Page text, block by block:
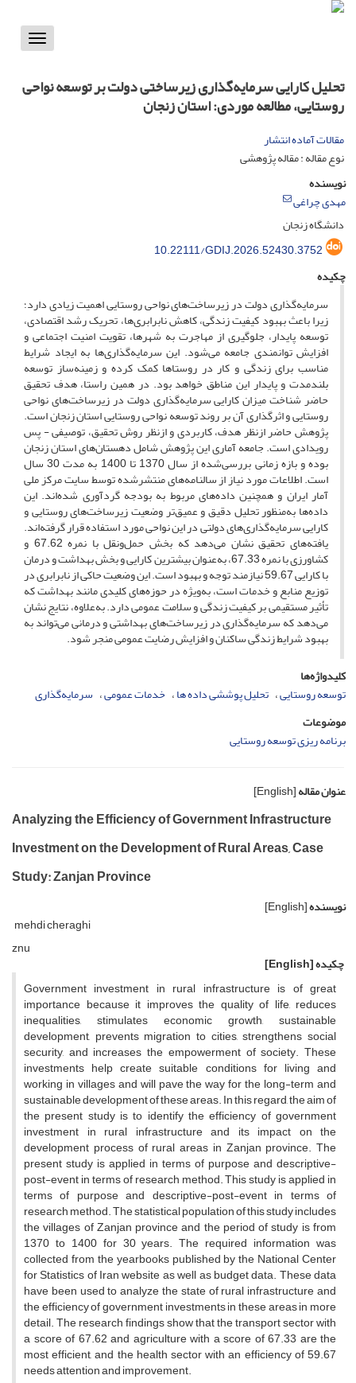
Toggle
تحلیل کارایی سرمایه‌گذاری زیرساختی دولت بر توسعه نواحی
روستایی، مطالعه موردی: استان زنجان
مقالات آماده انتشار
نوع مقاله : مقاله پژوهشی
نویسنده
مهدی چراغی
دانشگاه زنجان
10.22111/GDIJ.2026.52430.3752
چکیده
سرمایه‌گذاری دولت در زیرساخت‌های نواحی روستایی اهمیت زیادی دارد؛
زیرا باعث بهبود کیفیت زندگی، کاهش نابرابری‌ها، تحریک رشد اقتصادی،
توسعه پایدار، جلوگیری از مهاجرت به شهرها، تقویت امنیت اجتماعی و
افزایش توانمندی جامعه می‌شود. این سرمایه‌گذاری‌ها به ایجاد شرایط
مناسب برای زندگی و کار در روستاها کمک کرده و زمینه‌ساز توسعه
بلندمدت و پایدار این مناطق خواهد بود. در همین راستا، هدف تحقیق
حاضر شناخت میزان کارایی سرمایه‌گذاری دولت در زیرساخت‌های نواحی
روستایی و اثرگذاری آن بر روند توسعه نواحی روستایی استان زنجان است.
پژوهش حاضر ازنظر هدف، کاربردی و ازنظر روش‌ تحقیق، توصیفی - پس
رویدادی است. جامعه آماری این پژوهش شامل دهستان‌های استان زنجان
بوده و بازه زمانی بررسی‌شده از سال 1370 تا 1400 به مدت 30 سال
است. اطلاعات مورد نیاز از سالنامه‌های منتشرشده توسط سایت مرکز ملی
آمار ایران و همچنین داده‌های مربوط به بودجه گردآوری شده‌اند. این
داده‌ها به‌منظور تحلیل دقیق و عمیق‌تر وضعیت زیرساخت‌های روستایی و
کارایی سرمایه‌گذاری‌های دولتی در این نواحی مورد استفاده قرار گرفته‌اند.
یافته‌های تحقیق نشان می‌دهد که بخش حمل‌ونقل با نمره 67.62 و
کشاورزی با نمره 67.33، به‌عنوان بیشترین کارایی و بخش بهداشت و درمان
با کارایی 59.67 نیازمند توجه و بهبود است. این وضعیت حاکی از نابرابری در
توزیع منابع و خدمات است، به‌ویژه در حوزه‌های کلیدی مانند بهداشت که
تأثیر مستقیمی بر کیفیت زندگی و سلامت عمومی دارد. به‌علاوه، نتایج نشان
می‌دهد که سرمایه‌گذاری در زیرساخت‌های بهداشتی و درمانی می‌تواند به
بهبود شرایط زندگی ساکنان و افزایش رضایت عمومی منجر شود.
کلیدواژه‌ها
توسعه روستایی تحلیل پوششی داده ها خدمات عمومی سرمایه‌گذاری
موضوعات
برنامه ریزی توسعه روستایی
عنوان مقاله[English]
Analyzing the Efficiency of Government Infrastructure
Investment on the Development of Rural Areas, Case
Study: Zanjan Province
نویسنده[English]
mehdi cheraghi
znu
چکیده[English]
Government investment in rural infrastructure is of great
importance because it improves the quality of life, reduces
inequalities, stimulates economic growth, sustainable
development, prevents migration to cities, strengthens social
security, and increases the empowerment of society. These
investments help create suitable conditions for living and
working in villages and will pave the way for the long-term and
sustainable development of these areas. In this regard, the aim of
the present study is to identify the efficiency of government
investment in rural infrastructure and its impact on the
development process of rural areas in Zanjan province. The
present study is applied in terms of purpose and descriptive-
post-event in terms of research method. This study is applied in
terms of purpose and descriptive-post-event in terms of
research method. The statistical population of this study includes
the villages of Zanjan province and the period of study is from
1370 to 1400 for 30 years. The required information was
collected from the yearbooks published by the National Center
for Statistics of Iran website as well as budget data. These data
have been used to analyze the state of rural infrastructure and
the efficiency of government investments in these areas in more
detail. The research findings show that the transport sector with
a score of 67.62 and agriculture with a score of 67.33 are the
most efficient, and the health sector with an efficiency of 59.67
needs attention and improvement.